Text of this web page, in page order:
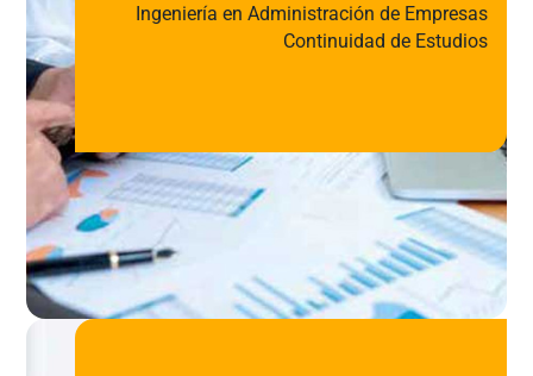
Ingeniería en Administración de Empresas
Continuidad de Estudios